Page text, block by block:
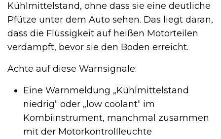
Kühlmittelstand, ohne dass sie eine deutliche
Pfütze unter dem Auto sehen. Das liegt daran,
dass die Flüssigkeit auf heißen Motorteilen
verdampft, bevor sie den Boden erreicht.
Achte auf diese Warnsignale:
Eine Warnmeldung „Kühlmittelstand
niedrig“ oder „low coolant“ im
Kombiinstrument, manchmal zusammen
mit der Motorkontrollleuchte